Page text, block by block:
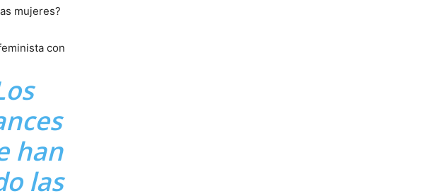
han
las
mujeres?
con